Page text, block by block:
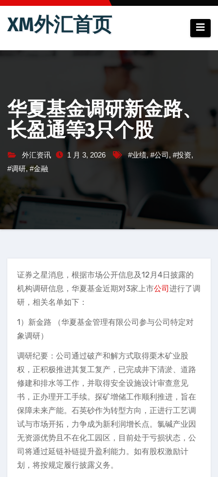
跳
XM外汇首页
华夏基金调研新金路、
长盈通等3只个股
外汇资讯 1 月 3, 2026 #业绩, #公司, #投资,
#调研, #金融
证券之星消息，根据市场公开信息及12月4日披露的
机构调研信息，华夏基金近期对3家上市公司进行了调
研，相关名单如下：
1）新金路 （华夏基金管理有限公司参与公司特定对
象调研）
调研纪要：公司通过破产和解方式取得栗木矿业股
权，正积极推进其复工复产，已完成井下清淤、道路
修建和排水等工作，并取得安全设施设计审查意见
书，正办理开工手续。探矿增储工作顺利推进，旨在
保障未来产能。石英砂作为转型方向，正进行工艺调
试与市场开拓，力争成为新利润增长点。氯碱产业因
无资源优势且不在化工园区，目前处于亏损状态，公
司将通过延链补链提升盈利能力。如有股权激励计
划，将按规定履行披露义务。